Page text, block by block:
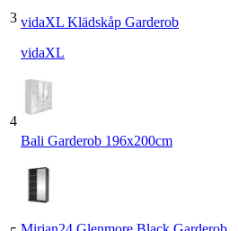
3 vidaXL Klädskåp Garderob
vidaXL
4
Bali Garderob 196x200cm